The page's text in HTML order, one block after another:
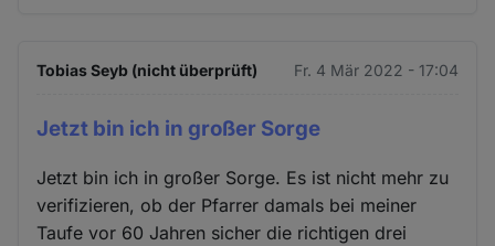
Tobias Seyb (nicht überprüft) Fr. 4 Mär 2022 - 17:04
Jetzt bin ich in großer Sorge
Jetzt bin ich in großer Sorge. Es ist nicht mehr zu
verifizieren, ob der Pfarrer damals bei meiner
Taufe vor 60 Jahren sicher die richtigen drei